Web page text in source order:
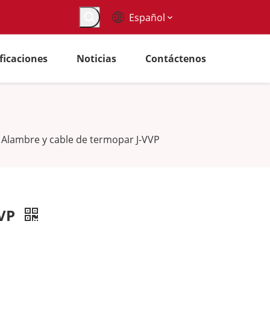
Español
Noticias Contáctenos
Alambre y cable de termopar J-VVP